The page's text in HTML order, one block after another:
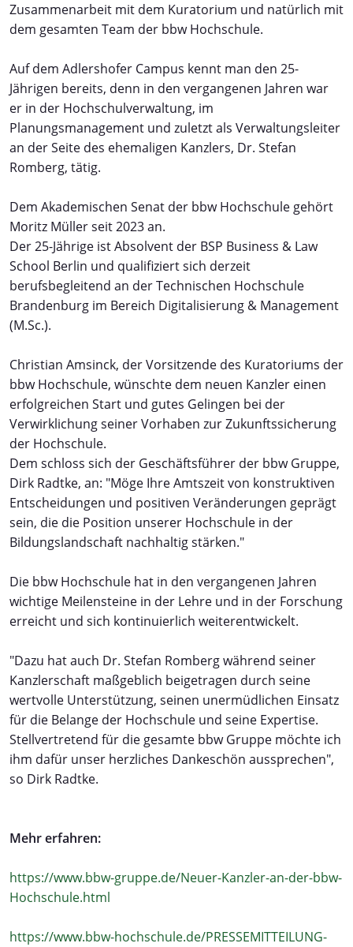
Zusammenarbeit mit dem Kuratorium und natürlich mit
dem gesamten Team der bbw Hochschule.
Auf dem Adlershofer Campus kennt man den 25-
Jährigen bereits, denn in den vergangenen Jahren war
er in der Hochschulverwaltung, im
Planungsmanagement und zuletzt als Verwaltungsleiter
an der Seite des ehemaligen Kanzlers, Dr. Stefan
Romberg, tätig.
Dem Akademischen Senat der bbw Hochschule gehört
Moritz Müller seit 2023 an.
Der 25-Jährige ist Absolvent der BSP Business & Law
School Berlin und qualifiziert sich derzeit
berufsbegleitend an der Technischen Hochschule
Brandenburg im Bereich Digitalisierung & Management
(M.Sc.).
Christian Amsinck, der Vorsitzende des Kuratoriums der
bbw Hochschule, wünschte dem neuen Kanzler einen
erfolgreichen Start und gutes Gelingen bei der
Verwirklichung seiner Vorhaben zur Zukunftssicherung
der Hochschule.
Dem schloss sich der Geschäftsführer der bbw Gruppe,
Dirk Radtke, an: "Möge Ihre Amtszeit von konstruktiven
Entscheidungen und positiven Veränderungen geprägt
sein, die die Position unserer Hochschule in der
Bildungslandschaft nachhaltig stärken."
Die bbw Hochschule hat in den vergangenen Jahren
wichtige Meilensteine in der Lehre und in der Forschung
erreicht und sich kontinuierlich weiterentwickelt.
"Dazu hat auch Dr. Stefan Romberg während seiner
Kanzlerschaft maßgeblich beigetragen durch seine
wertvolle Unterstützung, seinen unermüdlichen Einsatz
für die Belange der Hochschule und seine Expertise.
Stellvertretend für die gesamte bbw Gruppe möchte ich
ihm dafür unser herzliches Dankeschön aussprechen",
so Dirk Radtke.
Mehr erfahren:
https://www.bbw-gruppe.de/Neuer-Kanzler-an-der-bbw-
Hochschule.html
https://www.bbw-hochschule.de/PRESSEMITTEILUNG-